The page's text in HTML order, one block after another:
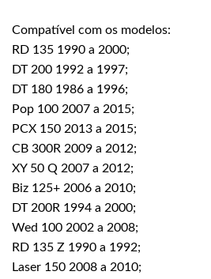
Compatível com os modelos:
RD 135 1990 a 2000;
DT 200 1992 a 1997;
DT 180 1986 a 1996;
Pop 100 2007 a 2015;
PCX 150 2013 a 2015;
CB 300R 2009 a 2012;
XY 50 Q 2007 a 2012;
Biz 125+ 2006 a 2010;
DT 200R 1994 a 2000;
Wed 100 2002 a 2008;
RD 135 Z 1990 a 1992;
Laser 150 2008 a 2010;